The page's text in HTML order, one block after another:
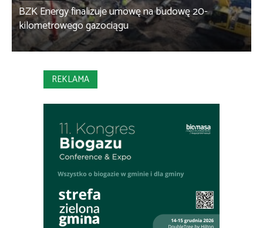
BZK Energy finalizuje umowę na budowę 20-
kilometrowego gazociągu
REKLAMA